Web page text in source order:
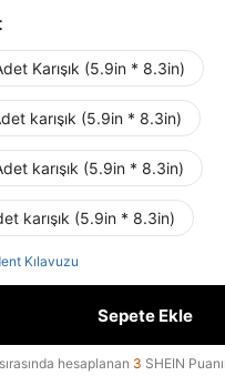
Karışık (5.9in * 8.3in)
karışık (5.9in * 8.3in)
karışık (5.9in * 8.3in)
karışık (5.9in * 8.3in)
Kılavuzu
Sepete Ekle
hesaplanan 3 SHEIN